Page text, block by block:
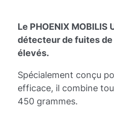
Le PHOENIX
détecteur de fuites
élevés.
Spécialement conçu
efficace, il combine
450 grammes.